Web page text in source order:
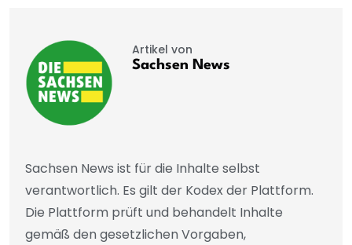
Artikel von
Sachsen News
Sachsen News ist für die Inhalte selbst
verantwortlich. Es gilt der Kodex der Plattform.
Die Plattform prüft und behandelt Inhalte
gemäß den gesetzlichen Vorgaben,